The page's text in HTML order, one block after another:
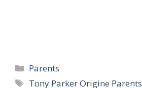
Categories
Parents
Tags
Tony Parker Origine Parents